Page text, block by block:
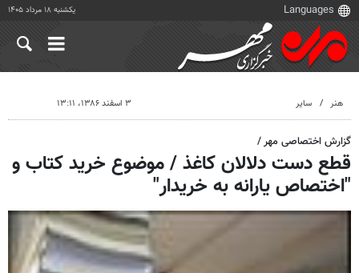
یکشنبه ۱۸ مرداد ۱۴۰۵
هنر سایر ۳ اسفند ۱۳۸۶، ۱۳:۱۱
گزارش اختصاصی مهر /
قطع دست دلالان کاغذ / موضوع خرید کتاب و
"اختصاص یارانه به خریدار"